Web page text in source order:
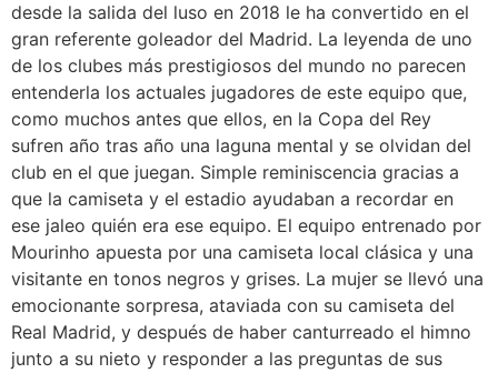
desde la salida del luso en 2018 le ha convertido en el
gran referente goleador del Madrid. La leyenda de uno
de los clubes más prestigiosos del mundo no parecen
entenderla los actuales jugadores de este equipo que,
como muchos antes que ellos, en la Copa del Rey
sufren año tras año una laguna mental y se olvidan del
club en el que juegan. Simple reminiscencia gracias a
que la camiseta y el estadio ayudaban a recordar en
ese jaleo quién era ese equipo. El equipo entrenado por
Mourinho apuesta por una camiseta local clásica y una
visitante en tonos negros y grises. La mujer se llevó una
emocionante sorpresa, ataviada con su camiseta del
Real Madrid, y después de haber canturreado el himno
junto a su nieto y responder a las preguntas de sus